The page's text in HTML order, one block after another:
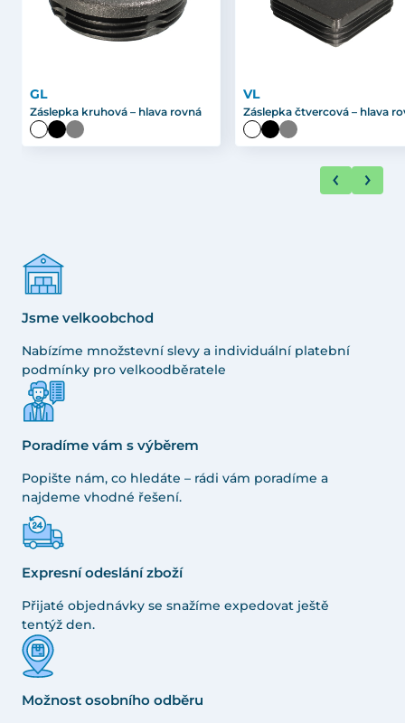
GL
Záslepka kruhová – hlava rovná
VL
Záslepka čtvercová – hlava
Jsme velkoobchod
Nabízíme množstevní slevy a individuální platební
podmínky pro velkoodběratele
Poradíme vám s výběrem
Popište nám, co hledáte – rádi vám poradíme a
najdeme vhodné řešení.
Expresní odeslání zboží
Přijaté objednávky se snažíme expedovat ještě
tentýž den.
Možnost osobního odběru